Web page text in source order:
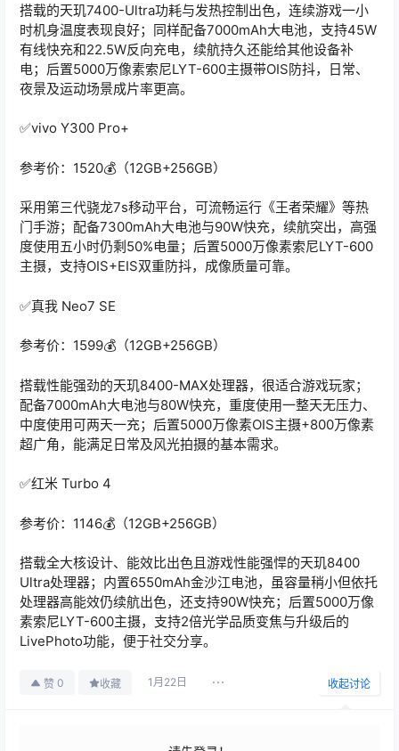
搭载的天玑7400-Ultra功耗与发热控制出色，连续游戏一小
时机身温度表现良好；同样配备7000mAh大电池，支持45W
有线快充和22.5W反向充电，续航持久还能给其他设备补
电；后置5000万像素索尼LYT-600主摄带OIS防抖，日常、
夜景及运动场景成片率更高。
✅️vivo Y300 Pro+
参考价：1520💰（12GB+256GB）
采用第三代骁龙7s移动平台，可流畅运行《王者荣耀》等热
门手游；配备7300mAh大电池与90W快充，续航突出，高强
度使用五小时仍剩50%电量；后置5000万像素索尼LYT-600
主摄，支持OIS+EIS双重防抖，成像质量可靠。
✅️真我 Neo7 SE
参考价：1599💰（12GB+256GB）
搭载性能强劲的天玑8400-MAX处理器，很适合游戏玩家；
配备7000mAh大电池与80W快充，重度使用一整天无压力、
中度使用可两天一充；后置5000万像素OIS主摄+800万像素
超广角，能满足日常及风光拍摄的基本需求。
✅️红米 Turbo 4
参考价：1146💰（12GB+256GB）
搭载全大核设计、能效比出色且游戏性能强悍的天玑8400
Ultra处理器；内置6550mAh金沙江电池，虽容量稍小但依托
处理器高能效仍续航出色，还支持90W快充；后置5000万像
素索尼LYT-600主摄，支持2倍光学品质变焦与升级后的
LivePhoto功能，便于社交分享。
赞 0 收藏 1月22日 收起讨论